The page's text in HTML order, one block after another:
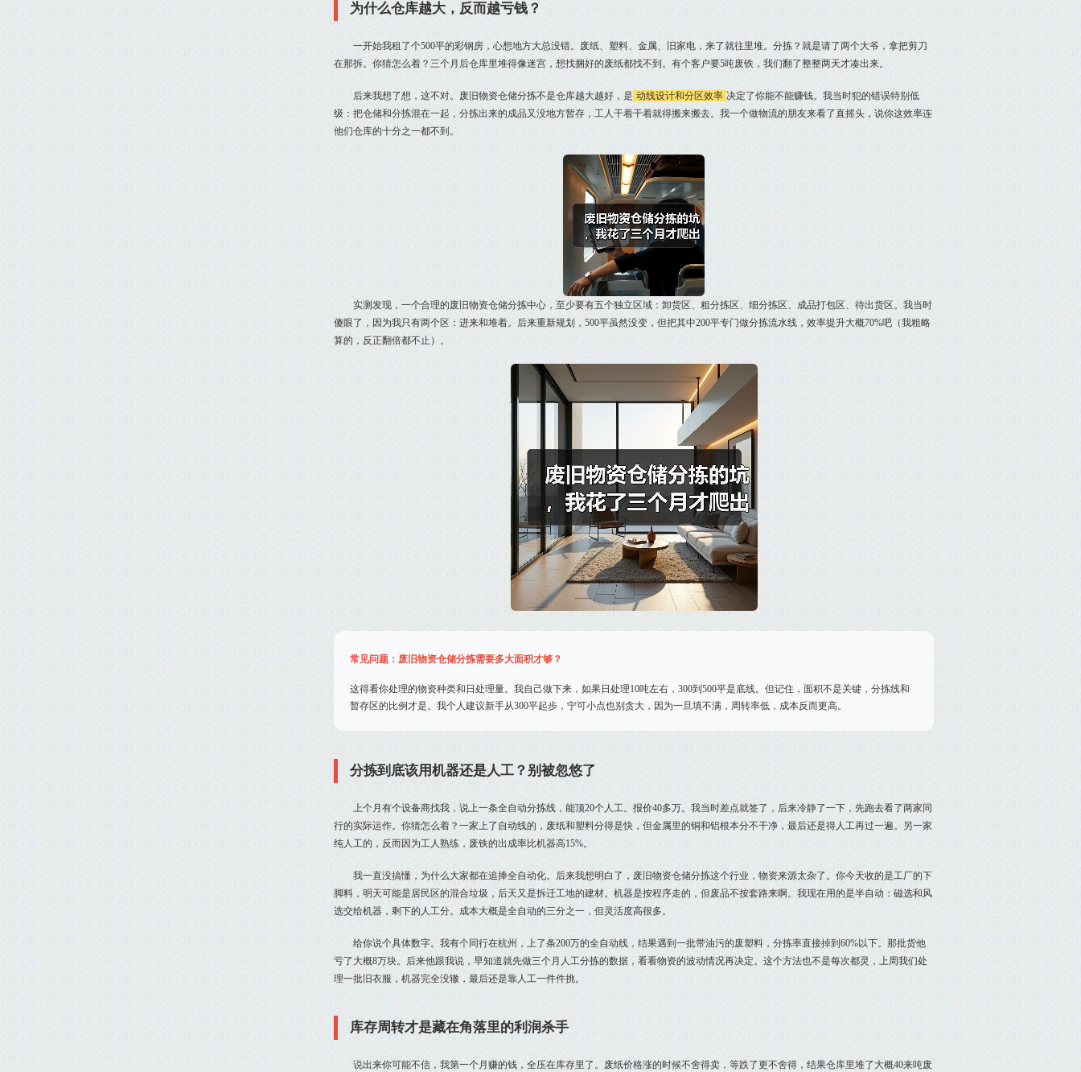
为什么仓库越大，反而越亏钱？
一开始我租了个500平的彩钢房，心想地方大总没错。废纸、塑料、金属、旧家电，来了就往里堆。分拣？就是请了两个大爷，拿把剪刀
在那拆。你猜怎么着？三个月后仓库里堆得像迷宫，想找捆好的废纸都找不到。有个客户要5吨废铁，我们翻了整整两天才凑出来。
后来我想了想，这不对。废旧物资仓储分拣不是仓库越大越好，是 动线设计和分区效率 决定了你能不能赚钱。我当时犯的错误特别低
级：把仓储和分拣混在一起，分拣出来的成品又没地方暂存，工人干着干着就得搬来搬去。我一个做物流的朋友来看了直摇头，说你这效率连
他们仓库的十分之一都不到。
实测发现，一个合理的废旧物资仓储分拣中心，至少要有五个独立区域：卸货区、粗分拣区、细分拣区、成品打包区、待出货区。我当时
傻眼了，因为我只有两个区：进来和堆着。后来重新规划，500平虽然没变，但把其中200平专门做分拣流水线，效率提升大概70%吧（我粗略
算的，反正翻倍都不止）。
常见问题：废旧物资仓储分拣需要多大面积才够？
这得看你处理的物资种类和日处理量。我自己做下来，如果日处理10吨左右，300到500平是底线。但记住，面积不是关键，分拣线和
暂存区的比例才是。我个人建议新手从300平起步，宁可小点也别贪大，因为一旦填不满，周转率低，成本反而更高。
分拣到底该用机器还是人工？别被忽悠了
上个月有个设备商找我，说上一条全自动分拣线，能顶20个人工。报价40多万。我当时差点就签了，后来冷静了一下，先跑去看了两家同
行的实际运作。你猜怎么着？一家上了自动线的，废纸和塑料分得是快，但金属里的铜和铝根本分不干净，最后还是得人工再过一遍。另一家
纯人工的，反而因为工人熟练，废铁的出成率比机器高15%。
我一直没搞懂，为什么大家都在追捧全自动化。后来我想明白了，废旧物资仓储分拣这个行业，物资来源太杂了。你今天收的是工厂的下
脚料，明天可能是居民区的混合垃圾，后天又是拆迁工地的建材。机器是按程序走的，但废品不按套路来啊。我现在用的是半自动：磁选和风
选交给机器，剩下的人工分。成本大概是全自动的三分之一，但灵活度高很多。
给你说个具体数字。我有个同行在杭州，上了条200万的全自动线，结果遇到一批带油污的废塑料，分拣率直接掉到60%以下。那批货他
亏了大概8万块。后来他跟我说，早知道就先做三个月人工分拣的数据，看看物资的波动情况再决定。这个方法也不是每次都灵，上周我们处
理一批旧衣服，机器完全没辙，最后还是靠人工一件件挑。
库存周转才是藏在角落里的利润杀手
说出来你可能不信，我第一个月赚的钱，全压在库存里了。废纸价格涨的时候不舍得卖，等跌了更不舍得，结果仓库里堆了大概40来吨废